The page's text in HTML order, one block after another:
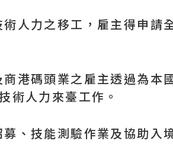
人力之移工，雇主得申請
港碼頭業之雇主透過為本
術人力來臺工作。
、技能測驗作業及協助入